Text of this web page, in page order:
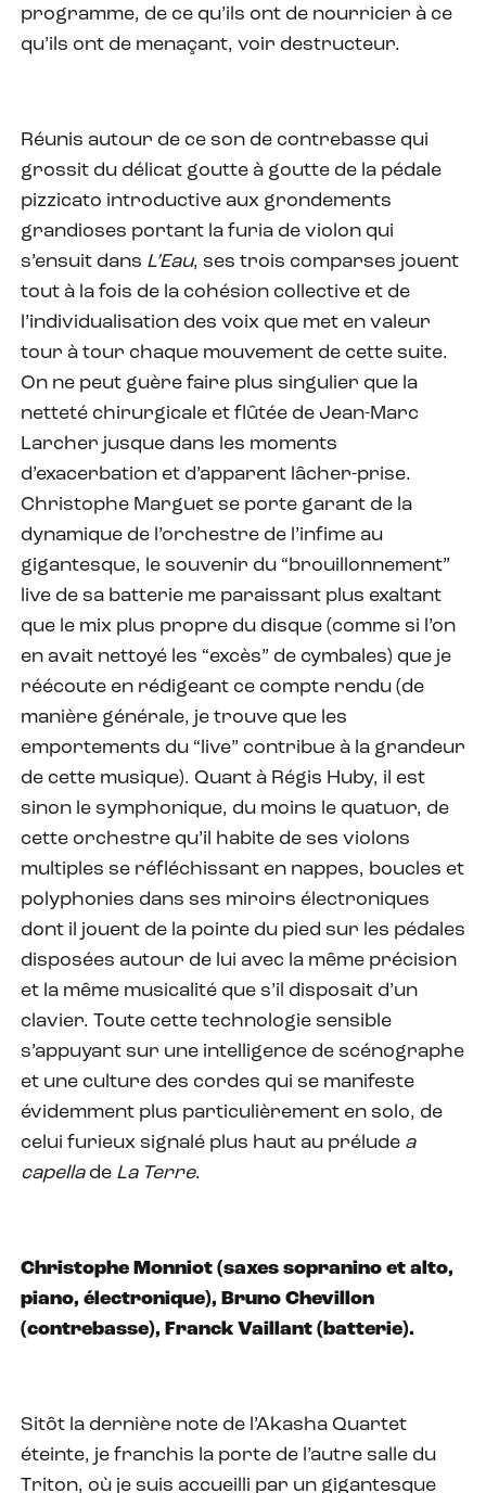
programme, de ce qu’ils ont de nourricier à ce
qu’ils ont de menaçant, voir destructeur.
Réunis autour de ce son de contrebasse qui
grossit du délicat goutte à goutte de la pédale
pizzicato introductive aux grondements
grandioses portant la furia de violon qui
s’ensuit dans L’Eau, ses trois comparses jouent
tout à la fois de la cohésion collective et de
l’individualisation des voix que met en valeur
tour à tour chaque mouvement de cette suite.
On ne peut guère faire plus singulier que la
netteté chirurgicale et flûtée de Jean-Marc
Larcher jusque dans les moments
d’exacerbation et d’apparent lâcher-prise.
Christophe Marguet se porte garant de la
dynamique de l’orchestre de l’infime au
gigantesque, le souvenir du “brouillonnement”
live de sa batterie me paraissant plus exaltant
que le mix plus propre du disque (comme si l’on
en avait nettoyé les “excès” de cymbales) que je
réécoute en rédigeant ce compte rendu (de
manière générale, je trouve que les
emportements du “live” contribue à la grandeur
de cette musique). Quant à Régis Huby, il est
sinon le symphonique, du moins le quatuor, de
cette orchestre qu’il habite de ses violons
multiples se réfléchissant en nappes, boucles et
polyphonies dans ses miroirs électroniques
dont il jouent de la pointe du pied sur les pédales
disposées autour de lui avec la même précision
et la même musicalité que s’il disposait d’un
clavier. Toute cette technologie sensible
s’appuyant sur une intelligence de scénographe
et une culture des cordes qui se manifeste
évidemment plus particulièrement en solo, de
celui furieux signalé plus haut au prélude a
capellade La Terre.
Christophe Monniot (saxes sopranino et alto,
piano, électronique), Bruno Chevillon
(contrebasse), Franck Vaillant (batterie).
Sitôt la dernière note de l’Akasha Quartet
éteinte, je franchis la porte de l’autre salle du
Triton, où je suis accueilli par un gigantesque